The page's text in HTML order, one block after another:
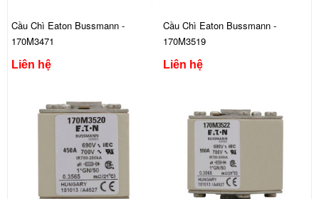
Cầu Chì Eaton Bussmann -
170M3471
Liên hệ
Cầu Chì Eaton Bussmann -
170M3519
Liên hệ